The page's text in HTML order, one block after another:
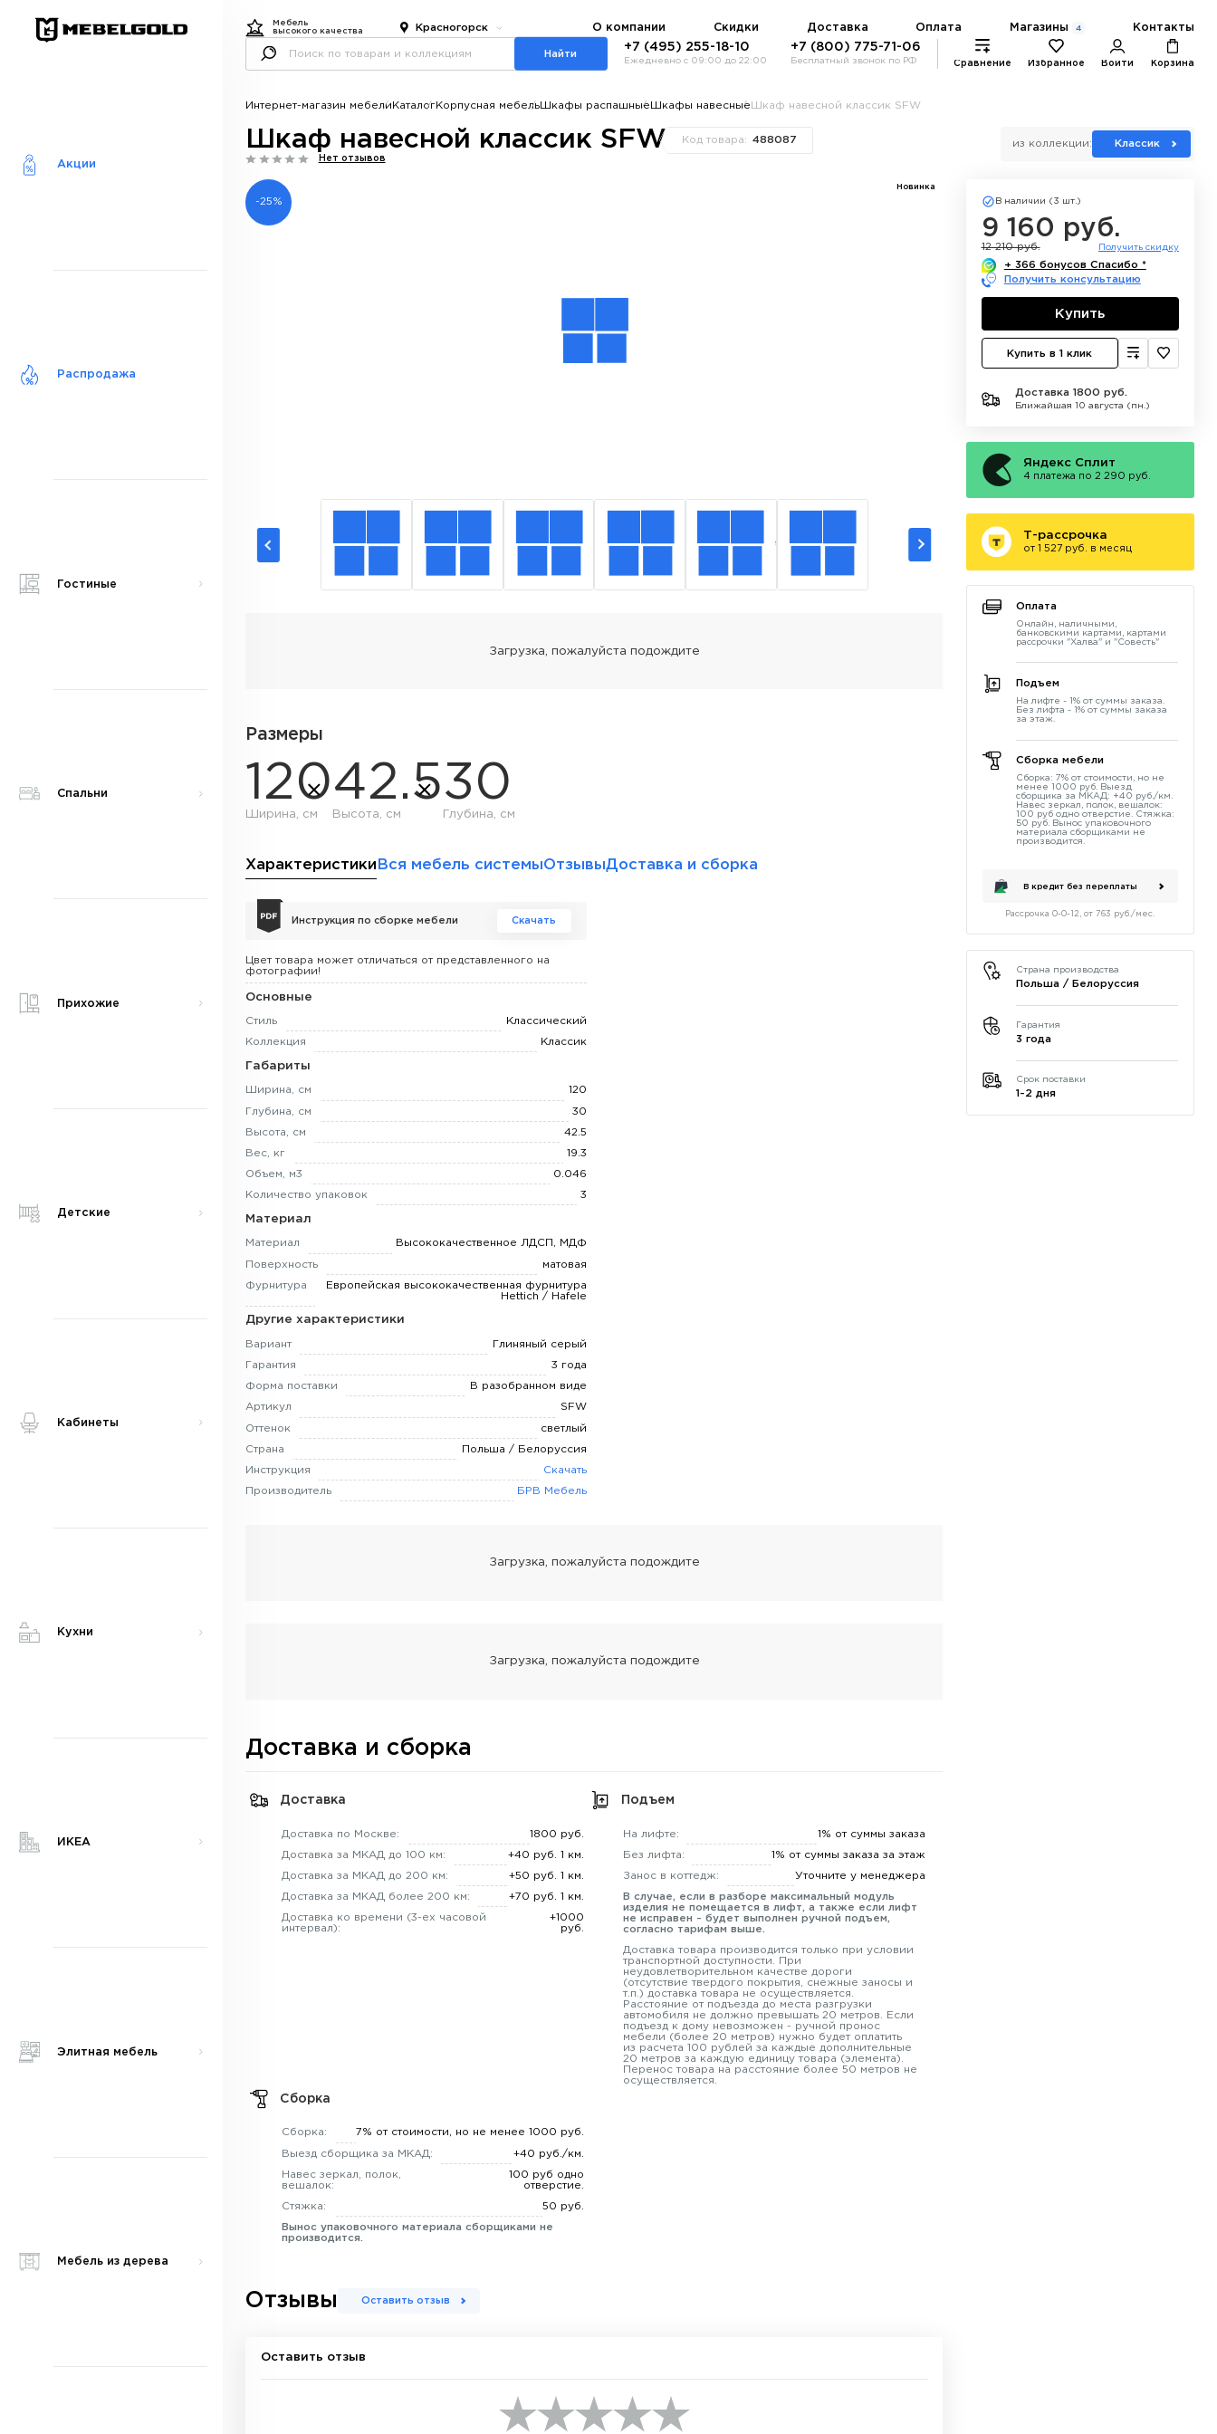
Акции
Распродажа
Гостиные
Спальни
Прихожие
Детские
Кабинеты
Кухни
ИКЕА
Элитная мебель
Мебель из дерева
Мебель
высокого качества
Красногорск О компании Скидки Доставка Оплата Магазины 4 Контакты
Найти
+7 (495) 255-18-10
Ежедневно с 09:00 до 22:00
+7 (800) 775-71-06
Бесплатный звонок по РФ Сравнение Избранное Войти Корзина
Интернет-магазин мебели КаталогКорпусная мебельШкафы распашные Шкафы навесные Шкаф навесной классик SFW
Шкаф навесной классик SFW Код товара: 488087
Нет отзывов
из коллекции: Классик
-25%
Новинка
Размеры
120
Ширина, см
42.5
Высота, см
30
Глубина, см
Характеристики Вся мебель системыОтзывыДоставка и сборка
Инструкция по сборке мебели Скачать
Цвет товара может отличаться от представленного на
фотографии!
Основные
Стиль Классический
Коллекция Классик
Габариты
Ширина, см 120
Глубина, см 30
Высота, см 42.5
Вес, кг 19.3
Объем, м3 0.046
Количество упаковок 3
Материал
Материал Высококачественное ЛДСП, МДФ
Поверхность матовая
Фурнитура
Европейская высококачественная фурнитура
Hettich / Hafele
Другие характеристики
Вариант Глиняный серый
Гарантия 3 года
Форма поставки В разобранном виде
Артикул SFW
Оттенок светлый
Страна Польша / Белоруссия
Инструкция Скачать
Производитель БРВ Мебель
Доставка и сборка
Доставка
Доставка по Москве: 1800 руб.
Доставка за МКАД до 100 км: +40 руб. 1 км.
Доставка за МКАД до 200 км: +50 руб. 1 км.
Доставка за МКАД более 200 км: +70 руб. 1 км.
Доставка ко времени (3-ех часовой
интервал):
+1000
руб.
Подъем
На лифте: 1% от суммы заказа
Без лифта: 1% от суммы заказа за этаж
Занос в коттедж: Уточните у менеджера
В случае, если в разборе максимальный модуль
изделия не помещается в лифт, а также если лифт
не исправен - будет выполнен ручной подъем,
согласно тарифам выше.
Доставка товара производится только при условии
транспортной доступности. При
неудовлетворительном качестве дороги
(отсутствие твердого покрытия, снежные заносы и
т.п.) доставка товара не осуществляется.
Расстояние от подъезда до места разгрузки
автомобиля не должно превышать 20 метров. Если
подъезд к дому невозможен - ручной пронос
мебели (более 20 метров) нужно будет оплатить
из расчета 100 рублей за каждые дополнительные
20 метров за каждую единицу товара (элемента).
Перенос товара на расстояние более 50 метров не
осуществляется.
Сборка
Сборка: 7% от стоимости, но не менее 1000 руб.
Выезд сборщика за МКАД: +40 руб./км.
Навес зеркал, полок,
вешалок:
100 руб одно
отверстие.
Стяжка: 50 руб.
Вынос упаковочного материала сборщиками не
производится.
Отзывы Оставить отзыв
Оставить отзыв
В наличии (3 шт.)
9 160 руб.
12 210 руб. Получить скидку
+ 366 бонусов Спасибо *
Получить консультацию
Купить
Купить в 1 клик
Доставка 1800 руб.
Ближайшая 10 августа (пн.)
Яндекс Сплит
4 платежа по 2 290 руб.
Т-рассрочка
от 1 527 руб. в месяц
Оплата
Онлайн, наличными,
банковскими картами, картами
рассрочки "Халва" и "Совесть"
Подъем
На лифте - 1% от суммы заказа.
Без лифта - 1% от суммы заказа
за этаж.
Сборка мебели
Сборка: 7% от стоимости, но не
менее 1000 руб. Выезд
сборщика за МКАД: +40 руб./км.
Навес зеркал, полок, вешалок:
100 руб одно отверстие. Стяжка:
50 руб. Вынос упаковочного
материала сборщиками не
производится.
В кредит без переплаты
Рассрочка 0-0-12, от 763 руб./мес.
Страна производства
Польша / Белоруссия
Гарантия
3 года
Срок поставки
1-2 дня